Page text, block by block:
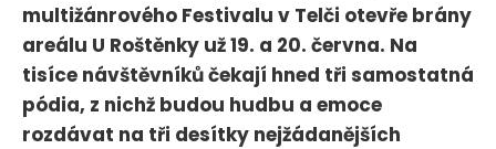
multižánrového Festivalu v Telči otevře brány
areálu U Roštěnky už 19. a 20. června. Na
tisíce návštěvníků čekají hned tři samostatná
pódia, z nichž budou hudbu a emoce
rozdávat na tři desítky nejžádanějších